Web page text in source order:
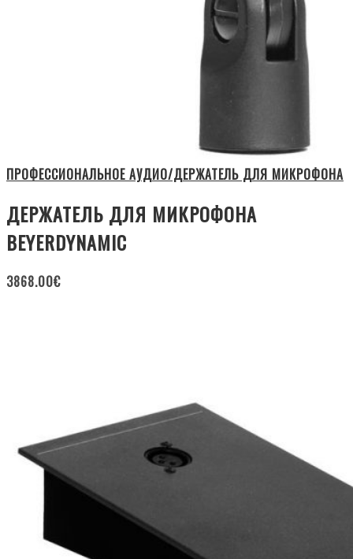
ПРОФЕССИОНАЛЬНОЕ АУДИО/ДЕРЖАТЕЛЬ ДЛЯ МИКРОФОНА
ДЕРЖАТЕЛЬ ДЛЯ МИКРОФОНА
BEYERDYNAMIC
3868.00€